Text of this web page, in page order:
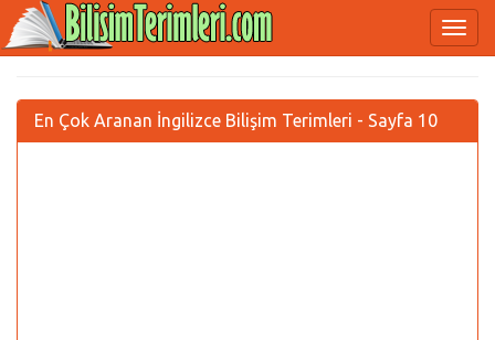
En Çok Aranan İngilizce Bilişim Terimleri - Sayfa 10